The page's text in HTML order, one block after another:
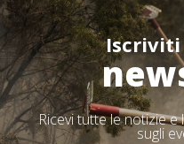
Iscriviti
Ricevi tutte le notizie
sugli